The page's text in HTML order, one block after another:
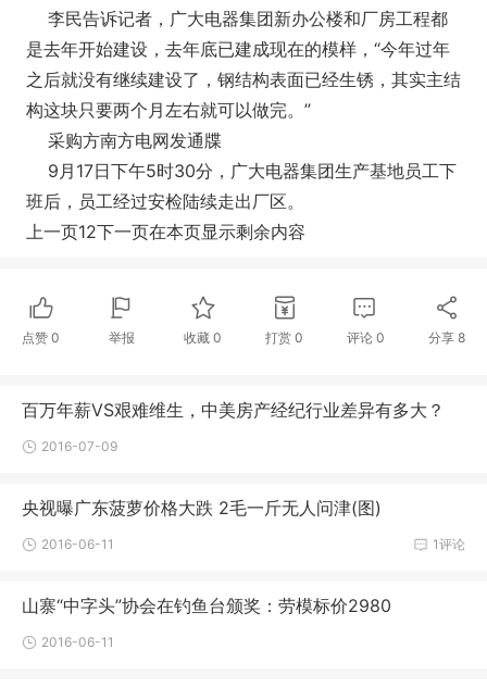
李民告诉记者，广大电器集团新办公楼和厂房工程都
是去年开始建设，去年底已建成现在的模样，“今年过年
之后就没有继续建设了，钢结构表面已经生锈，其实主结
构这块只要两个月左右就可以做完。”
采购方南方电网发通牒
9月17日下午5时30分，广大电器集团生产基地员工下
班后，员工经过安检陆续走出厂区。
上一页12下一页在本页显示剩余内容
点赞 0 举报 收藏0 打赏 0 评论 0 分享 8
百万年薪VS艰难维生，中美房产经纪行业差异有多大？
2016-07-09
央视曝广东菠萝价格大跌 2毛一斤无人问津(图)
1评论
2016-06-11
山寨“中字头”协会在钓鱼台颁奖：劳模标价2980
2016-06-11